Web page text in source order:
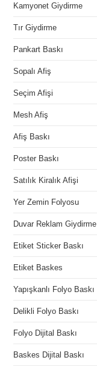
Kamyonet Giydirme
Tır Giydirme
Pankart Baskı
Sopalı Afiş
Seçim Afişi
Mesh Afiş
Afiş Baskı
Poster Baskı
Satılık Kiralık Afişi
Yer Zemin Folyosu
Duvar Reklam Giydirme
Etiket Sticker Baskı
Etiket Baskes
Yapışkanlı Folyo Baskı
Delikli Folyo Baskı
Folyo Dijital Baskı
Baskes Dijital Baskı